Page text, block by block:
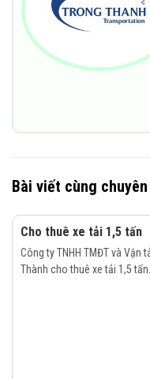
Bài viết cùng
Cho thuê xe tải 1,5 tấn
Công ty TNHH TMĐT và Vận
Thành cho thuê xe tải 1,5 tấn...